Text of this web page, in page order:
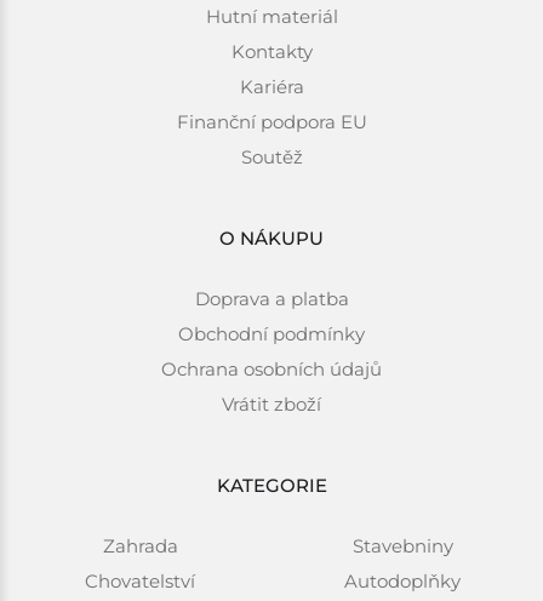
Hutní materiál
Kontakty
Kariéra
Finanční podpora EU
Soutěž
O NÁKUPU
Doprava a platba
Obchodní podmínky
Ochrana osobních údajů
Vrátit zboží
KATEGORIE
Zahrada
Chovatelství
Stavebniny
Autodoplňky